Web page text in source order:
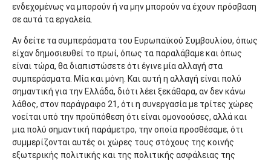
ενδεχομένως να μπορούν ή να μην μπορούν να έχουν πρόσβαση
σε αυτά τα εργαλεία.
Αν δείτε τα συμπεράσματα του Ευρωπαϊκού Συμβουλίου, όπως
είχαν δημοσιευθεί το πρωί, όπως τα παραλάβαμε και όπως
είναι τώρα, θα διαπιστώσετε ότι έγινε μία αλλαγή στα
συμπεράσματα. Μία και μόνη. Και αυτή η αλλαγή είναι πολύ
σημαντική για την Ελλάδα, διότι λέει ξεκάθαρα, αν δεν κάνω
λάθος, στον παράγραφο 21, ότι η συνεργασία με τρίτες χώρες
νοείται υπό την προϋπόθεση ότι είναι ομονοούσες, αλλά και
μια πολύ σημαντική παράμετρο, την οποία προσθέσαμε, ότι
συμμερίζονται αυτές οι χώρες τους στόχους της κοινής
εξωτερικής πολιτικής και της πολιτικής ασφάλειας της